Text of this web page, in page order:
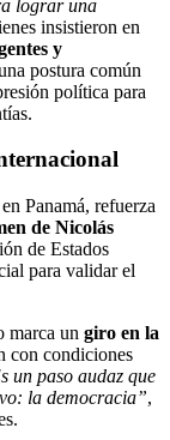
lograr una
insistieron en
y
postura común
política para
Panamá, refuerza
de Nicolás
de Estados
para validar el
marca un giro en la
con condiciones
un paso audaz que
la democracia”,